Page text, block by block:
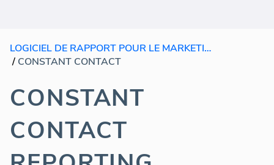
LOGICIEL DE RAPPORT POUR LE MARKETING PAR EMAIL
/ CONSTANT CONTACT
CONSTANT
CONTACT